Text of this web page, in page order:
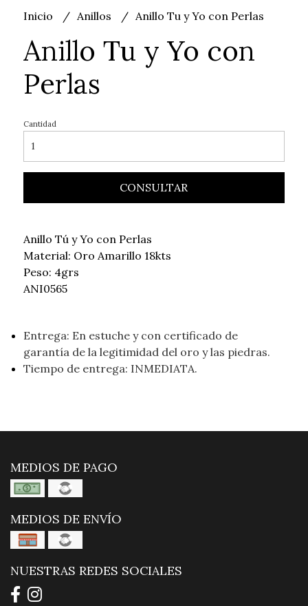
Inicio Anillos Anillo Tu y Yo con Perlas
Anillo Tu y Yo con
Perlas
Cantidad
CONSULTAR
Anillo Tú y Yo con Perlas
Material: Oro Amarillo 18kts
Peso: 4grs
ANI0565
Entrega: En estuche y con certificado de
garantía de la legitimidad del oro y las piedras.
Tiempo de entrega: INMEDIATA.
MEDIOS DE PAGO
MEDIOS DE ENVÍO
NUESTRAS REDES SOCIALES